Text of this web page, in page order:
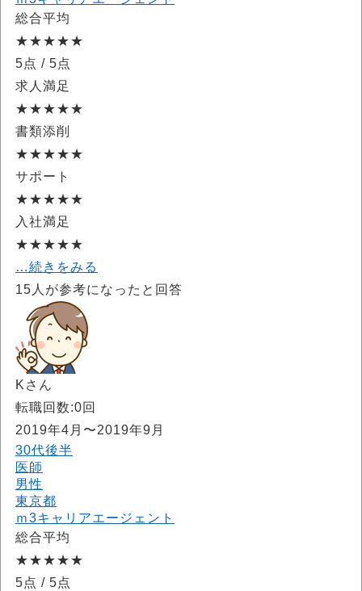
総合平均
★★★★★
5点 / 5点
求人満足
★★★★★
書類添削
★★★★★
サポート
★★★★★
入社満足
★★★★★
…続きをみる
15 人が参考になったと回答
Kさん
転職回数:0回
2019年4月〜2019年9月
30代後半
医師
男性
東京都
ｍ3キャリアエージェント
総合平均
★★★★★
5点 / 5点